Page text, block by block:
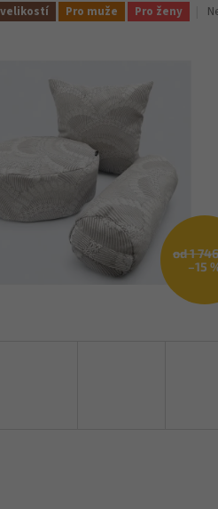
Pro muže Pro ženy
od 1
–15